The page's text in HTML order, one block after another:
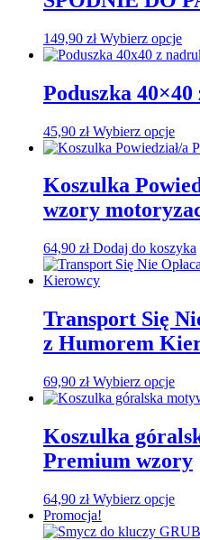
149,90 zł Wybierz opcje
Poduszka
45,90 zł Wybierz opcje
Koszulka
wzory
64,90 zł Dodaj do koszyka
Transport Się
z Humorem
69,90 zł Wybierz opcje
Koszulka
Premium wzory
64,90 zł Wybierz opcje
Promocja!